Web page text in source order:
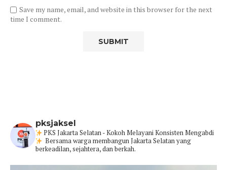
Save my name, email, and website in this browser for the next
time I comment.
pksjaksel
PKS Jakarta Selatan - Kokoh Melayani Konsisten Mengabdi
Bersama warga membangun Jakarta Selatan yang
berkeadilan, sejahtera, dan berkah.